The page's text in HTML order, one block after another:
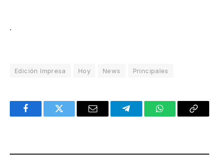
.
Edición Impresa Hoy News Principales
FacebookTwitter Email TelegramWhatsAppCopy